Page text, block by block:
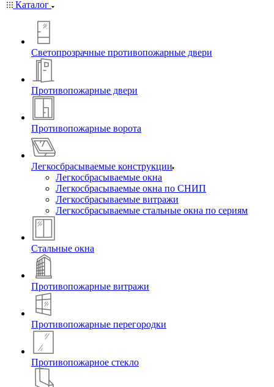
Каталог
Светопрозрачные противопожарные двери
Противопожарные двери
Противопожарные ворота
Легкосбрасываемые конструкции
Легкосбрасываемые окна
Легкосбрасываемые окна по СНИП
Легкосбрасываемые витражи
Легкосбрасываемые стальные окна по сериям
Стальные окна
Противопожарные витражи
Противопожарные перегородки
Противопожарное стекло